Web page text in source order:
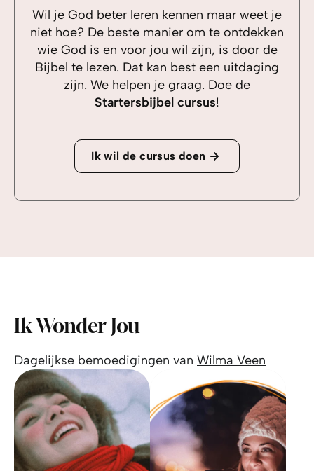
Wil je God beter leren kennen maar weet je
niet hoe? De beste manier om te ontdekken
wie God is en voor jou wil zijn, is door de
Bijbel te lezen. Dat kan best een uitdaging
zijn. We helpen je graag. Doe de
Startersbijbel cursus!
Ik wil de cursus doen
Ik Wonder Jou
Dagelijkse bemoedigingen van Wilma Veen